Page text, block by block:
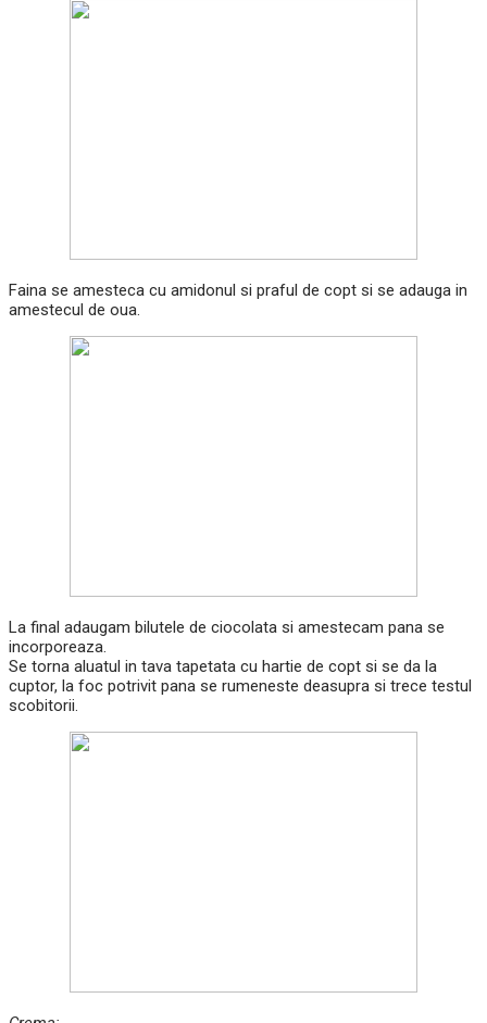
Faina se amesteca cu amidonul si praful de copt si se adauga in
amestecul de oua.
La final adaugam bilutele de ciocolata si amestecam pana se
incorporeaza.
Se torna aluatul in tava tapetata cu hartie de copt si se da la
cuptor, la foc potrivit pana se rumeneste deasupra si trece testul
scobitorii.